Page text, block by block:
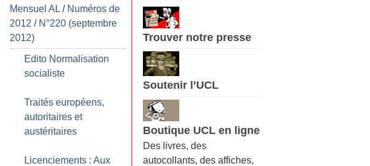
Mensuel AL / Numéros de
2012 / N°220 (septembre
2012)
Edito Normalisation
socialiste
Traités européens,
autoritaires et
austéritaires
Licenciements : Aux
Trouver notre presse
Soutenir l’UCL
Boutique UCL en ligne
Des livres, des
autocollants, des affiches,